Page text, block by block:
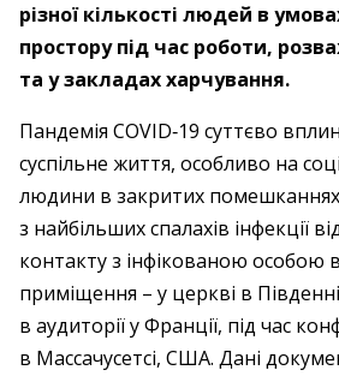
різної кількості людей в
простору під час роботи,
та у закладах харчування.
Пандемія COVID‑19 суттєво
суспільне життя, особливо на
людини в закритих
з найбільших спалахів інфекції
контакту з інфікованою особою
приміщення – ​у церкві в
в аудиторії у Франції, під час
в Массачусетсі, США. Дані